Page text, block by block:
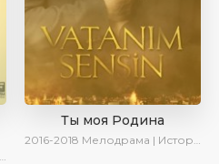
Ты моя Родина
2016-2018 Мелодрама | Исторический | Военный | Turok1990